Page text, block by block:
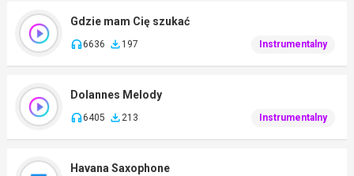
Gdzie mam Cię szukać
6636 197 Instrumentalny
Dolannes Melody
6405 213 Instrumentalny
Havana Saxophone